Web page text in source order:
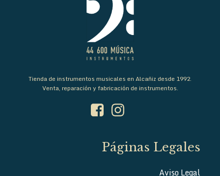
Tienda de instrumentos musicales en Alcañiz desde 1992.
Venta, reparación y fabricación de instrumentos.
Páginas Legales
Aviso Legal